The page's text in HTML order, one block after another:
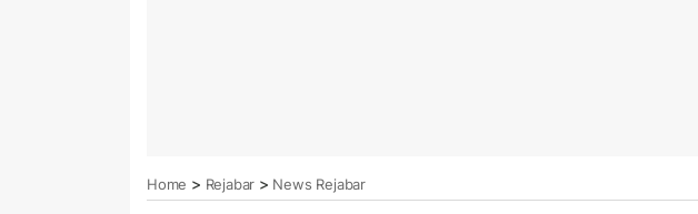
Home > Rejabar > News Rejabar